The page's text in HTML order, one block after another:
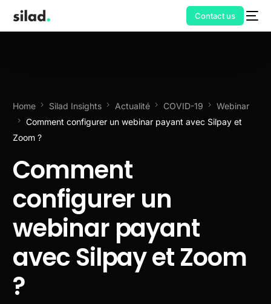
Contact us
Home Silad Insights Actualité COVID-19
Webinar
Comment configurer un webinar payant avec Silpay et
Zoom ?
Comment
configurer un
webinar payant
avec Silpay et Zoom
?